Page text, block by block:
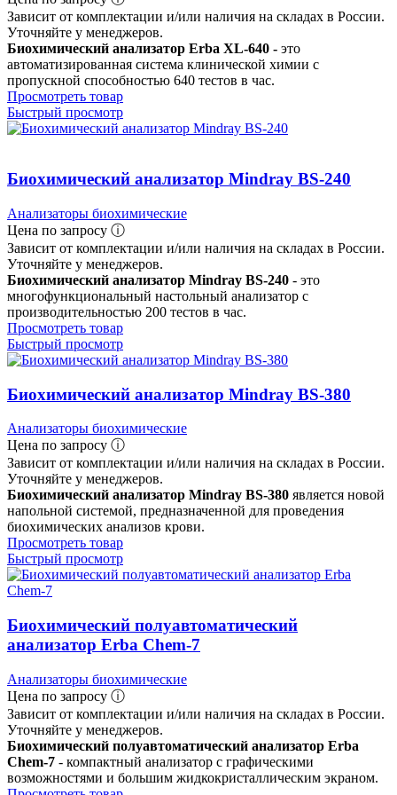
Зависит от комплектации и/или наличия на складах в России.
Уточняйте у менеджеров.
Биохимический анализатор Erba XL-640 - это
автоматизированная система клинической химии с
пропускной способностью 640 тестов в час.
Просмотреть товар
Быстрый просмотр
Биохимический анализатор Mindray BS-240
Анализаторы биохимические
Цена по запросу ⓘ
Зависит от комплектации и/или наличия на складах в России.
Уточняйте у менеджеров.
Биохимический анализатор Mindray BS-240 - это
многофункциональный настольный анализатор с
производительностью 200 тестов в час.
Просмотреть товар
Быстрый просмотр
Биохимический анализатор Mindray BS-380
Анализаторы биохимические
Цена по запросу ⓘ
Зависит от комплектации и/или наличия на складах в России.
Уточняйте у менеджеров.
Биохимический анализатор Mindray BS-380 является новой
напольной системой, предназначенной для проведения
биохимических анализов крови.
Просмотреть товар
Быстрый просмотр
Биохимический полуавтоматический
анализатор Erba Chem-7
Анализаторы биохимические
Цена по запросу ⓘ
Зависит от комплектации и/или наличия на складах в России.
Уточняйте у менеджеров.
Биохимический полуавтоматический анализатор Erba
Chem-7 - компактный анализатор с графическими
возможностями и большим жидкокристаллическим экраном.